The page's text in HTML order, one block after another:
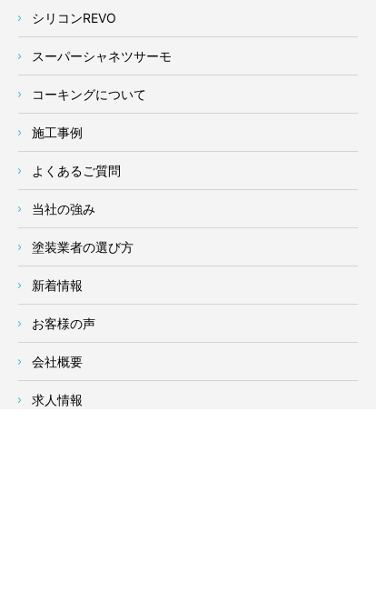
シリコンREVO
スーパーシャネツサーモ
コーキングについて
施工事例
よくあるご質問
当社の強み
塗装業者の選び方
新着情報
お客様の声
会社概要
求人情報